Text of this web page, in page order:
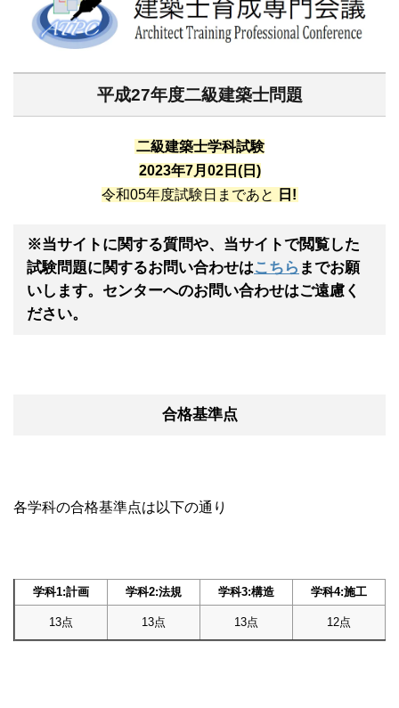
平成27年度二級建築士問題
二級建築士学科試験
2023年7月02日(日)
令和05年度試験日まであと
日!
※当サイトに関する質問や、当サイトで閲覧した
試験問題に関するお問い合わせはこちら までお願
いします。センターへのお問い合わせはご遠慮く
ださい。
合格基準点
各学科の合格基準点は以下の通り
学科1:計画 学科2:法規 学科3:構造 学科4:施工
13点 13点 13点 12点